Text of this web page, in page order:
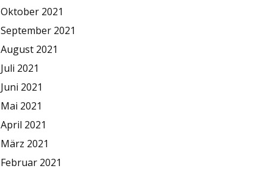
Oktober 2021
September 2021
August 2021
Juli 2021
Juni 2021
Mai 2021
April 2021
März 2021
Februar 2021